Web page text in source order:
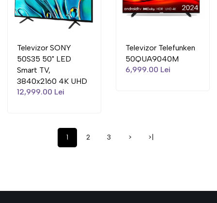
Televizor SONY
50S35 50" LED
Smart TV,
3840x2160 4K UHD
12,999.00 Lei
Televizor Telefunken
50QUA9040M
6,999.00 Lei
1 2 3 > >|